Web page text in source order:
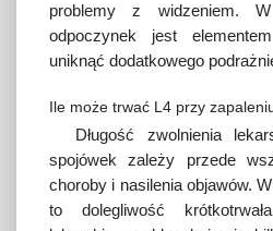
problemy z widzeniem.
odpoczynek jest
uniknąć dodatkowego
Ile może trwać L4 przy
Długość zwolnienia
spojówek zależy przede
choroby i nasilenia objawów.
to dolegliwość